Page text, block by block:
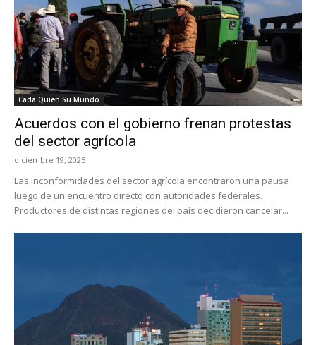
Cada Quien Su Mundo
Acuerdos con el gobierno frenan protestas
del sector agrícola
diciembre 19, 2025
Las inconformidades del sector agrícola encontraron una pausa
luego de un encuentro directo con autoridades federales.
Productores de distintas regiones del país decidieron cancelar...